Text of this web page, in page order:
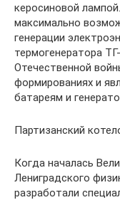
керосиновой
максимально
генерации
термогенератора
Отечественной
формированиях и
батареям и
Партизанский
Когда началась
Лениградского
разработали